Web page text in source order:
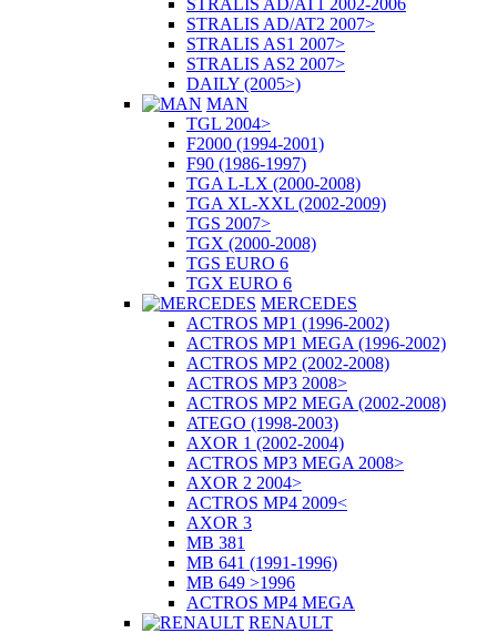
STRALIS AD/AT1 2002-2006
STRALIS AD/AT2 2007>
STRALIS AS1 2007>
STRALIS AS2 2007>
DAILY (2005>)
MAN
TGL 2004>
F2000 (1994-2001)
F90 (1986-1997)
TGA L-LX (2000-2008)
TGA XL-XXL (2002-2009)
TGS 2007>
TGX (2000-2008)
TGS EURO 6
TGX EURO 6
MERCEDES
ACTROS MP1 (1996-2002)
ACTROS MP1 MEGA (1996-2002)
ACTROS MP2 (2002-2008)
ACTROS MP3 2008>
ACTROS MP2 MEGA (2002-2008)
ATEGO (1998-2003)
AXOR 1 (2002-2004)
ACTROS MP3 MEGA 2008>
AXOR 2 2004>
ACTROS MP4 2009<
AXOR 3
MB 381
MB 641 (1991-1996)
MB 649 >1996
ACTROS MP4 MEGA
RENAULT